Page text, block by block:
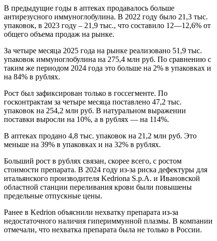
В предыдущие годы в аптеках продавалось больше
антирезусного иммуноглобулина. В 2022 году было 21,3 тыс.
упаковок, в 2023 году – 21,9 тыс., что составило 12—12,6% от
общего объема продаж на рынке.
За четыре месяца 2025 года на рынке реализовано 51,9 тыс.
упаковок иммуноглобулина на 275,4 млн руб. По сравнению с
таким же периодом 2024 года это больше на 2% в упаковках и
на 84% в рублях.
Рост был зафиксирован только в госсегменте. По
госконтрактам за четыре месяца поставлено 47,2 тыс.
упаковок на 254,2 млн руб. В натуральном выражении
поставки выросли на 10%, а в рублях — на 114%.
В аптеках продано 4,8 тыс. упаковок на 21,2 млн руб. Это
меньше на 39% в упаковках и на 32% в рублях.
Больший рост в рублях связан, скорее всего, с ростом
стоимости препарата. В 2024 году из-за риска дефектуры для
итальянского производителя Kedriona S.p.A. и Ивановской
областной станции переливания крови были повышены
предельные отпускные цены.
Ранее в Kedrion объяснили нехватку препарата из-за
недостаточного наличия гипериммунной плазмы. В компании
отмечали, что нехватка препарата была не только в России.